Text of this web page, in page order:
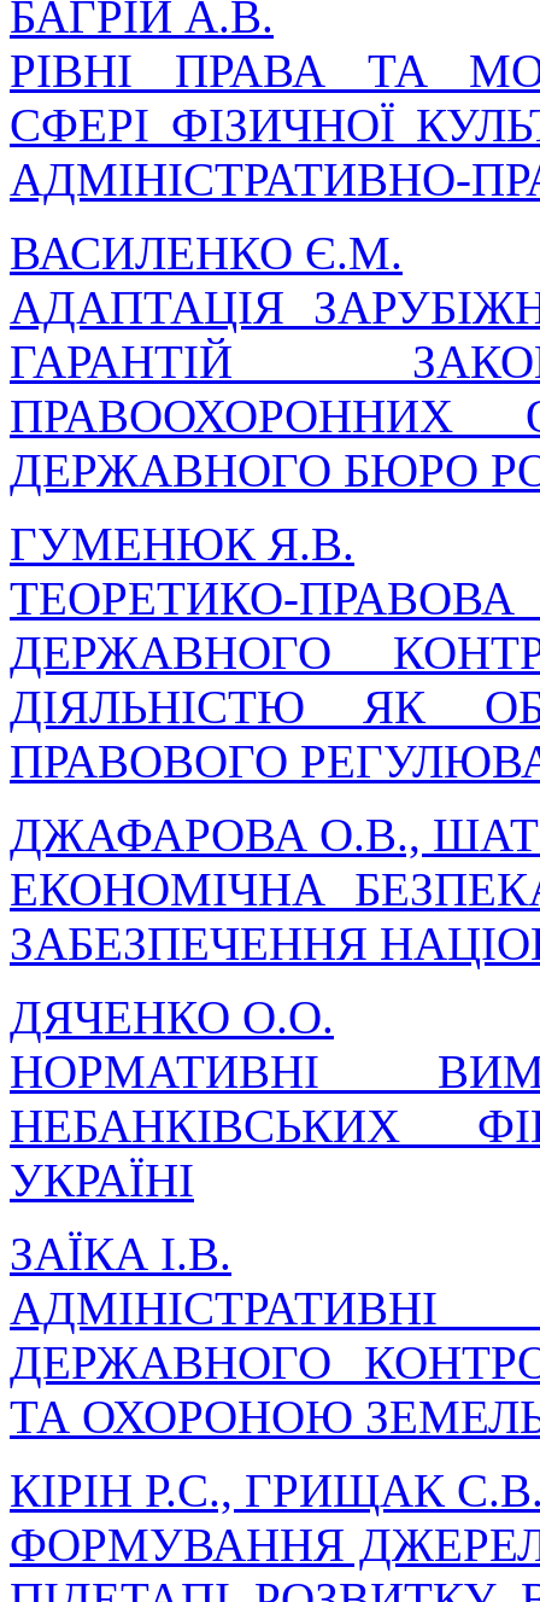
БАГРІЙ А.В.
РІВНІ ПРАВА ТА
СФЕРІ ФІЗИЧНОЇ
АДМІНІСТРАТИВНО-
ВАСИЛЕНКО Є.М.
АДАПТАЦІЯ
ГАРАНТІЙ
ПРАВООХОРОННИХ
ДЕРЖАВНОГО БЮРО
ГУМЕНЮК Я.В.
ТЕОРЕТИКО-
ДЕРЖАВНОГО
ДІЯЛЬНІСТЮ ЯК
ПРАВОВОГО
ДЖАФАРОВА О.В.,
ЕКОНОМІЧНА
ЗАБЕЗПЕЧЕННЯ
ДЯЧЕНКО О.О.
НОРМАТИВНІ
НЕБАНКІВСЬКИХ
УКРАЇНІ
ЗАЇКА І.В.
ДЕРЖАВНОГО
ТА ОХОРОНОЮ ЗЕМЕЛЬ
КІРІН Р.С., ГРИЩАК
ФОРМУВАННЯ